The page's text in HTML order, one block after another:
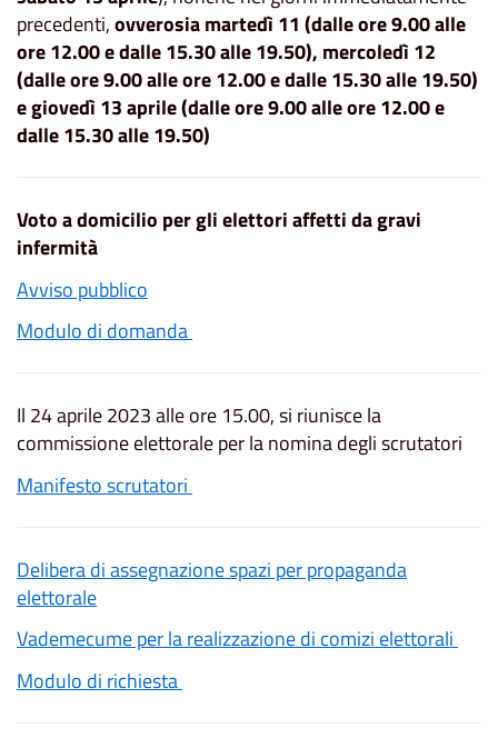
precedenti,ovverosia martedì 11 (dalle ore 9.00 alle
ore 12.00 e dalle 15.30 alle 19.50), mercoledì 12
(dalle ore 9.00 alle ore 12.00 e dalle 15.30 alle 19.50)
e giovedì 13 aprile (dalle ore 9.00 alle ore 12.00 e
dalle 15.30 alle 19.50)
Voto a domicilio per gli elettori affetti da gravi
infermità
Avviso pubblico
Modulo di domanda
Il 24 aprile 2023 alle ore 15.00, si riunisce la
commissione elettorale per la nomina degli scrutatori
Manifesto scrutatori
Delibera di assegnazione spazi per propaganda
elettorale
Vademecume per la realizzazione di comizi elettorali
Modulo di richiesta